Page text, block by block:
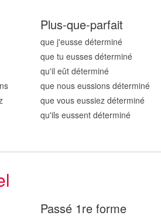
Plus-que-parfait
que j'eusse déterminé
que tu eusses déterminé
qu'il eût déterminé
que nous eussions déterminé
que vous eussiez déterminé
qu'ils eussent déterminé
Passé 1re forme